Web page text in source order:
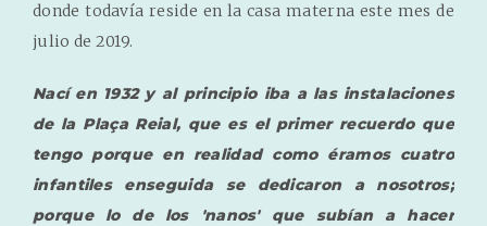
donde todavía reside en la casa materna este mes de
julio de 2019.
Nací en 1932 y al principio iba a las instalaciones
de la Plaça Reial, que es el primer recuerdo que
tengo porque en realidad como éramos cuatro
infantiles enseguida se dedicaron a nosotros;
porque lo de los 'nanos' que subían a hacer